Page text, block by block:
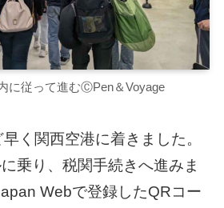
に従って進むⒸPen＆Voyage
く関西空港に着きました。
乗り、税関手続きへ進みま
Webで登録したQRコー